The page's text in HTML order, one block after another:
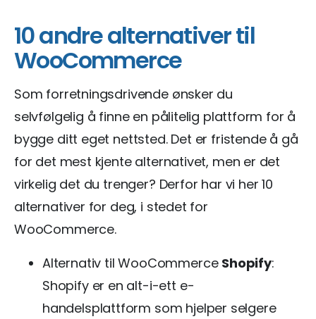
10 andre alternativer til
WooCommerce
Som forretningsdrivende ønsker du
selvfølgelig å finne en pålitelig plattform for å
bygge ditt eget nettsted. Det er fristende å gå
for det mest kjente alternativet, men er det
virkelig det du trenger? Derfor har vi her 10
alternativer for deg, i stedet for
WooCommerce.
Alternativ til WooCommerce Shopify:
Shopify er en alt-i-ett e-
handelsplattform som hjelper selgere